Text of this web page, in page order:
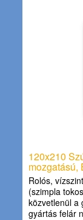
120x210
mozgatású,
Rolós,
(szimpla
közvetlenül a
gyártás felár